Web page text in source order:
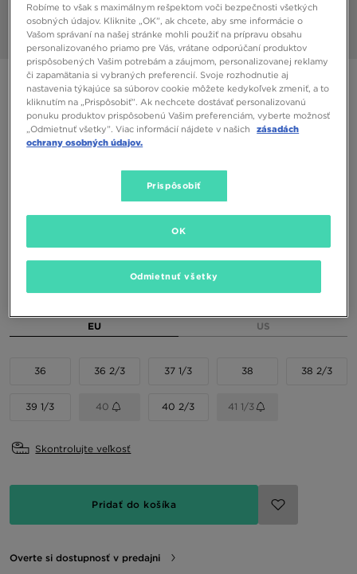
ONLY AT JD
ADIDAS HANDBALL SPEZIAL W
60,00 €
EU US
36 36 2/3 37 1/3 38 38 2/3
39 1/3 40 40 2/3 41 1/3
Skontrolujte veľkosť
Pridať do košíka
Overte si dostupnosť v predajni
Robíme to však s maximálnym rešpektom voči bezpečnosti všetkých
osobných údajov. Kliknite „OK”, ak chcete, aby sme informácie o
Vašom správaní na našej stránke mohli použiť na prípravu obsahu
personalizovaného priamo pre Vás, vrátane odporúčaní produktov
prispôsobených Vašim potrebám a záujmom, personalizovanej reklamy
či zapamätania si vybraných preferencií. Svoje rozhodnutie aj
nastavenia týkajúce sa súborov cookie môžete kedykoľvek zmeniť, a to
kliknutím na „Prispôsobiť”. Ak nechcete dostávať personalizovanú
ponuku produktov prispôsobenú Vašim preferenciám, vyberte možnosť
„Odmietnuť všetky”. Viac informácií nájdete v našich
zásadách
ochrany osobných údajov.
Prispôsobiť
Odmietnuť všetky
OK